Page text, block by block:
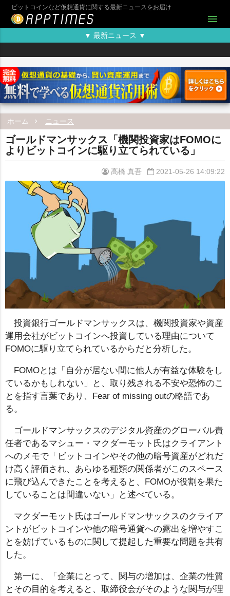
ビットコインなど仮想通貨に関する最新ニュースをお届け
menu
▼ 最新ニュース ▼
ホーム ニュース
ゴールドマンサックス「機関投資家はFOMOに
よりビットコインに駆り立てられている」
高橋 真吾 2021-05-26 14:09:22
投資銀行ゴールドマンサックスは、機関投資家や資産
運用会社がビットコインへ投資している理由について
FOMOに駆り立てられているからだと分析した。
FOMOとは「自分が居ない間に他人が有益な体験をし
ているかもしれない」と、取り残される不安や恐怖のこ
とを指す言葉であり、Fear of missing outの略語であ
る。
ゴールドマンサックスのデジタル資産のグローバル責
任者であるマシュー・マクダーモット氏はクライアント
へのメモで「ビットコインやその他の暗号資産がどれだ
け高く評価され、あらゆる種類の関係者がこのスペース
に飛び込んできたことを考えると、FOMOが役割を果た
していることは間違いない」と述べている。
マクダーモット氏はゴールドマンサックスのクライア
ントがビットコインや他の暗号通貨への露出を増やすこ
とを妨げているものに関して提起した重要な問題を共有
した。
第一に、「企業にとって、関与の増加は、企業の性質
とその目的を考えると、取締役会がそのような関与が理